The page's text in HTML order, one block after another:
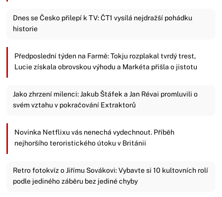
Dnes se Česko přilepí k TV: ČT1 vysílá nejdražší pohádku
historie
Předposlední týden na Farmě: Tokju rozplakal tvrdý trest,
Lucie získala obrovskou výhodu a Markéta přišla o jistotu
Jako zhrzení milenci: Jakub Štáfek a Jan Révai promluvili o
svém vztahu v pokračování Extraktorů
Novinka Netflixu vás nenechá vydechnout. Příběh
nejhoršího teroristického útoku v Británii
Retro fotokvíz o Jiřímu Sovákovi: Vybavte si 10 kultovních rolí
podle jediného záběru bez jediné chyby